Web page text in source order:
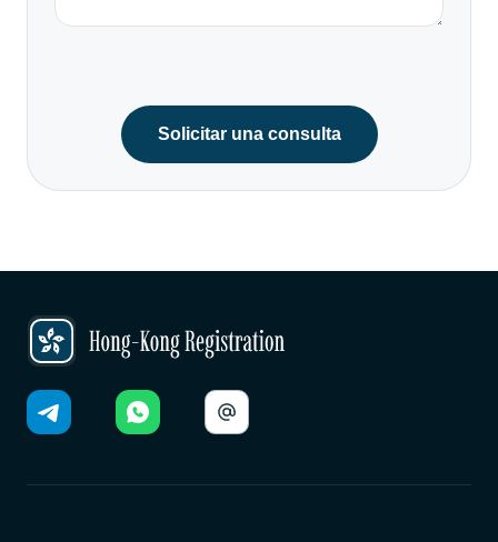
Solicitar una consulta